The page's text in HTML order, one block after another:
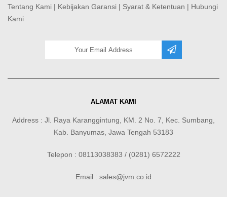
Tentang Kami | Kebijakan Garansi | Syarat & Ketentuan | Hubungi
Kami
ALAMAT KAMI
Address : Jl. Raya Karanggintung, KM. 2 No. 7, Kec. Sumbang,
Kab. Banyumas, Jawa Tengah 53183
Telepon : 08113038383 / (0281) 6572222
Email : sales@jvm.co.id